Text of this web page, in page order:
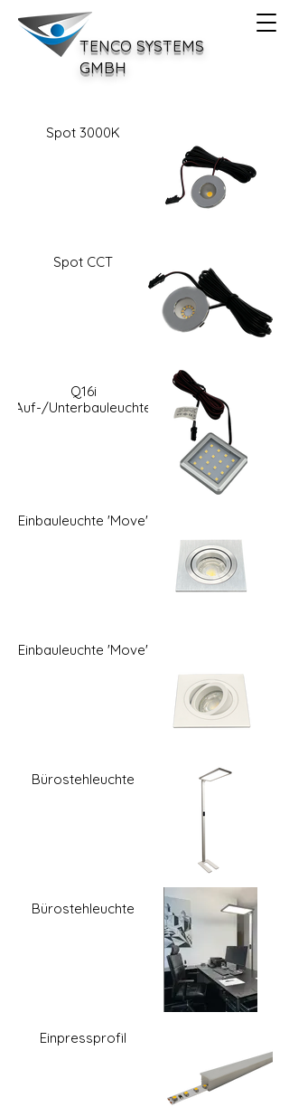
TENCO SYSTEMS
GMBH
Spot 3000K
Spot CCT
Q16i
Auf-/Unterbauleuchte
Einbauleuchte 'Move'
Einbauleuchte 'Move'
Bürostehleuchte
Bürostehleuchte
Einpressprofil